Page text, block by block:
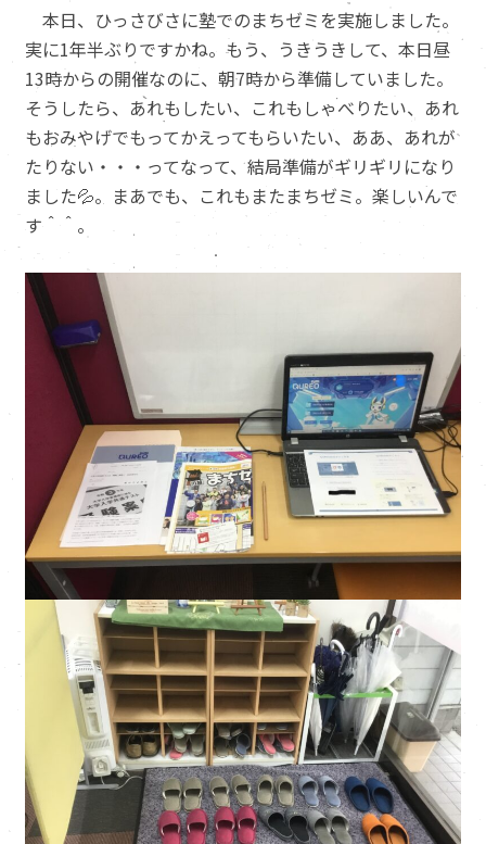
本日、ひっさびさに塾でのまちゼミを実施しました。
実に1年半ぶりですかね。もう、うきうきして、本日昼
13時からの開催なのに、朝7時から準備していました。
そうしたら、あれもしたい、これもしゃべりたい、あれ
もおみやげでもってかえってもらいたい、ああ、あれが
たりない・・・ってなって、結局準備がギリギリになり
ました💦。まあでも、これもまたまちゼミ。楽しいんで
す＾＾。